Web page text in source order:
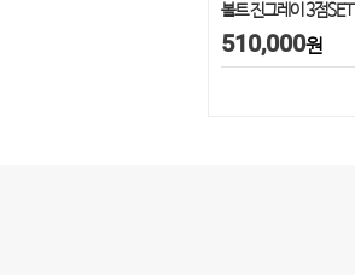
볼트 진그레이 3점SET
510,000원